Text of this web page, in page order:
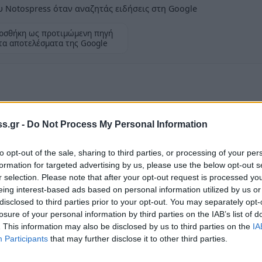
- Do Not Process My Personal Information
opt-out of the sale, sharing to third parties, or processing of your
for targeted advertising by us, please use the below opt-out
selection. Please note that after your opt-out request is processed
interest-based ads based on personal information utilized by us
to third parties prior to your opt-out. You may separately
of your personal information by third parties on the IAB’s list of
This information may also be disclosed by us to third parties on the
Participants that may further disclose it to other third parties.
όταν αναζητάς ειδήσεις στη Google
ως προτιμώμενη πηγή
αποτελέσματα της Google
θα πραγματοποιηθεί γενική διακοπή
08:00 έως 11:00 στις παρακάτω περιοχές :
Καλύβια Σοχάς, Τραπεζοντή,κλπ. Η
και μπορεί να γίνει και πριν από
και τα δίκτυα θα πρέπει να
τάση.
στους αγωγούς ή σε άλλα στοιχεία
παραπάνω διακοπή.